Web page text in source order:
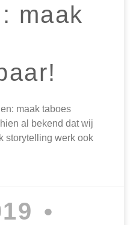
maak
maak taboes
al bekend dat wij
storytelling werk ook